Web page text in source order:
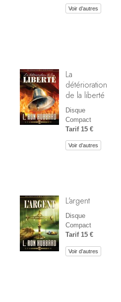
Voir d’autres
La
détérioration
de la liberté
Disque
Compact
Tarif 15 €
Voir d’autres
L’argent
Disque
Compact
Tarif 15 €
Voir d’autres